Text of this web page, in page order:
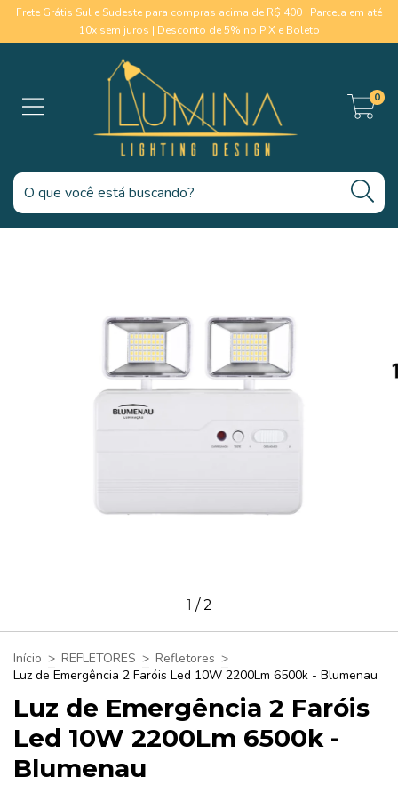
Frete Grátis Sul e Sudeste para compras acima de R$ 400 | Parcela em até
10x sem juros | Desconto de 5% no PIX e Boleto
0
1 /2
Início > REFLETORES > Refletores >
Luz de Emergência 2 Faróis Led 10W 2200Lm 6500k - Blumenau
Luz de Emergência 2 Faróis
Led 10W 2200Lm 6500k -
Blumenau